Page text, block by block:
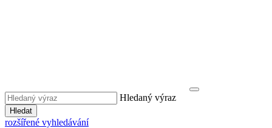
Hledaný výraz
Hledat
rozšířené vyhledávání